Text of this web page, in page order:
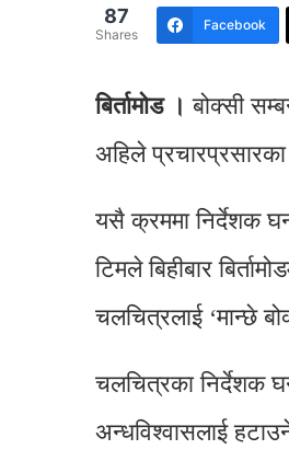
87
Shares
Facebook
बिर्तामाेड । बोक्सी
अहिले
यसै क्रममा निर्देशक
टिमले बिहीबार
चलचित्रलाई ‘मान्छे
चलचित्रका निर्देशक
अन्धविश्वासलाई